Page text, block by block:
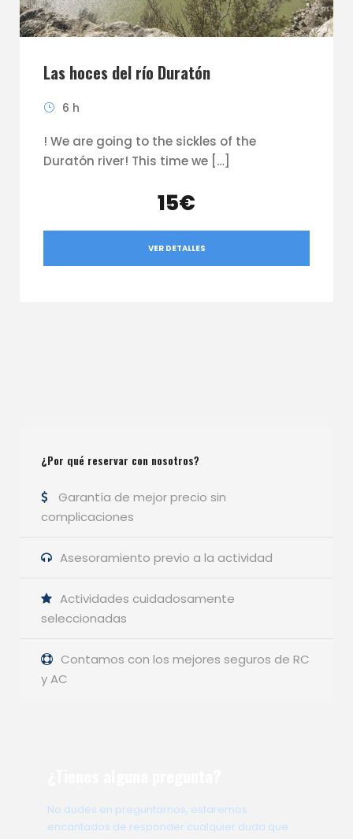
Las hoces del río Duratón
6 h
! We are going to the sickles of the
Duratón river! This time we […]
15€
VER DETALLES
¿Por qué reservar con nosotros?
Garantía de mejor precio sin
complicaciones
Asesoramiento previo a la actividad
Actividades cuidadosamente
seleccionadas
Contamos con los mejores seguros de RC
y AC
No dudes en preguntarnos, estaremos
encantados de responder cualquier duda que